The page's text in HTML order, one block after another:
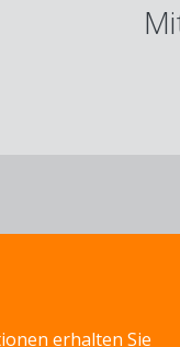
erhalten Sie